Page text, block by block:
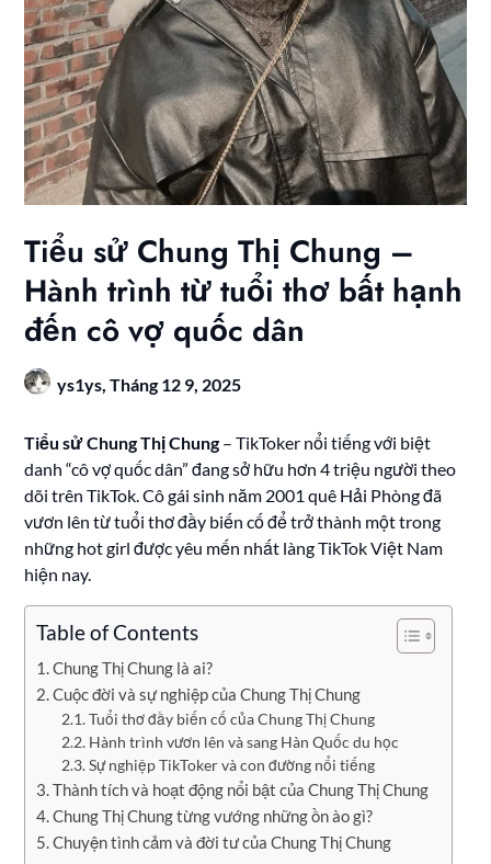
Tiểu sử Chung Thị Chung –
Hành trình từ tuổi thơ bất hạnh
đến cô vợ quốc dân
ys1ys,Tháng 12 9, 2025
Tiểu sử Chung Thị Chung – TikToker nổi tiếng với biệt
danh “cô vợ quốc dân” đang sở hữu hơn 4 triệu người theo
dõi trên TikTok. Cô gái sinh năm 2001 quê Hải Phòng đã
vươn lên từ tuổi thơ đầy biến cố để trở thành một trong
những hot girl được yêu mến nhất làng TikTok Việt Nam
hiện nay.
Table of Contents
Chung Thị Chung là ai?
Cuộc đời và sự nghiệp của Chung Thị Chung
Tuổi thơ đầy biến cố của Chung Thị Chung
Hành trình vươn lên và sang Hàn Quốc du học
Sự nghiệp TikToker và con đường nổi tiếng
Thành tích và hoạt động nổi bật của Chung Thị Chung
Chung Thị Chung từng vướng những ồn ào gì?
Chuyện tình cảm và đời tư của Chung Thị Chung